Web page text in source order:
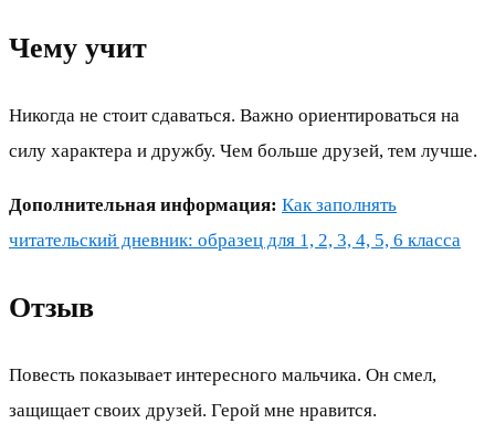
Чему учит
Никогда не стоит сдаваться. Важно ориентироваться на
силу характера и дружбу. Чем больше друзей, тем лучше.
Дополнительная информация: Как заполнять
читательский дневник: образец для 1, 2, 3, 4, 5, 6 класса
Отзыв
Повесть показывает интересного мальчика. Он смел,
защищает своих друзей. Герой мне нравится.